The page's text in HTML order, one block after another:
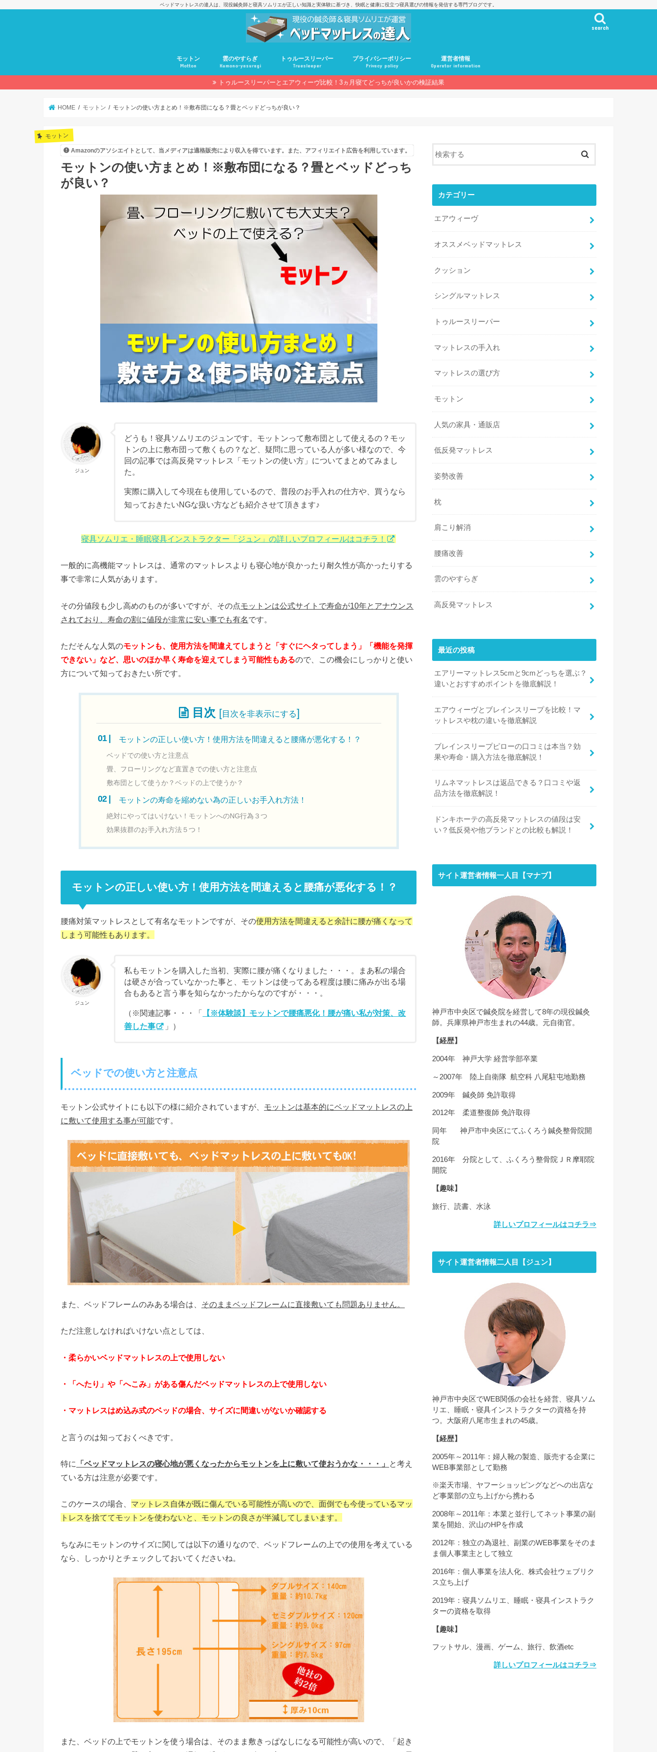
ベッドマットレスの達人は、現役鍼灸師と寝具ソムリエが正しい知識と実体験に基づき、快眠と健康に役立つ寝具選びの情報を発信する専門ブログです。
search
モットン
Motton
雲のやすらぎ
Kumono-yasuragi
トゥルースリーパー
Truesleeper
プライバシーポリシー
Privacy policy
運営者情報
Operator information
トゥルースリーパーとエアウィーヴ比較！3ヵ月寝てどっちが良いかの検証結果
HOME モットン モットンの使い方まとめ！※敷布団になる？畳とベッドどっちが良い？
モットン
Amazonのアソシエイトとして、当メディアは適格販売により収入を得ています。また、アフィリエイト広告を利用しています。
モットンの使い方まとめ！※敷布団になる？畳とベッドどっち
が良い？
ジュン
どうも！寝具ソムリエのジュンです。モットンって敷布団として使えるの？モッ
トンの上に敷布団って敷くもの？など、疑問に思っている人が多い様なので、今
回の記事では高反発マットレス「モットンの使い方」についてまとめてみまし
た。
実際に購入して今現在も使用しているので、普段のお手入れの仕方や、買うなら
知っておきたいNGな扱い方なども紹介させて頂きます♪
寝具ソムリエ・睡眠寝具インストラクター「ジュン」の詳しいプロフィールはコチラ！
一般的に高機能マットレスは、通常のマットレスよりも寝心地が良かったり耐久性が高かったりする
事で非常に人気があります。
その分値段も少し高めのものが多いですが、その点モットンは公式サイトで寿命が10年とアナウンス
されており、寿命の割に値段が非常に安い事でも有名です。
ただそんな人気のモットンも、使用方法を間違えてしまうと「すぐにヘタってしまう」「機能を発揮
できない」など、思いのほか早く寿命を迎えてしまう可能性もあるので、この機会にしっかりと使い
方について知っておきたい所です。
目次 [目次を非表示にする]
モットンの正しい使い方！使用方法を間違えると腰痛が悪化する！？
ベッドでの使い方と注意点
畳、フローリングなど直置きでの使い方と注意点
敷布団として使うか？ベッドの上で使うか？
モットンの寿命を縮めない為の正しいお手入れ方法！
絶対にやってはいけない！モットンへのNG行為３つ
効果抜群のお手入れ方法５つ！
モットンの正しい使い方！使用方法を間違えると腰痛が悪化する！？
腰痛対策マットレスとして有名なモットンですが、その使用方法を間違えると余計に腰が痛くなって
しまう可能性もあります。
ジュン
私もモットンを購入した当初、実際に腰が痛くなりました・・・。まあ私の場合
は硬さが合っていなかった事と、モットンは使ってある程度は腰に痛みが出る場
合もあると言う事を知らなかったからなのですが・・・。
（※関連記事・・・「
【※体験談】モットンで腰痛悪化！腰が痛い私が対策、改
善した事
」）
ベッドでの使い方と注意点
モットン公式サイトにも以下の様に紹介されていますが、 モットンは基本的にベッドマットレスの上
に敷いて使用する事が可能です。
また、ベッドフレームのみある場合は、 そのままベッドフレームに直接敷いても問題ありません。
ただ注意しなければいけない点としては、
・柔らかいベッドマットレスの上で使用しない
・「へたり」や「へこみ」がある傷んだベッドマットレスの上で使用しない
・マットレスはめ込み式のベッドの場合、サイズに間違いがないか確認する
と言うのは知っておくべきです。
特に 「ベッドマットレスの寝心地が悪くなったからモットンを上に敷いて使おうかな・・・」
と考え
ている方は注意が必要です。
このケースの場合、 マットレス自体が既に傷んでいる可能性が高いので、面倒でも今使っているマッ
トレスを捨ててモットンを使わないと、モットンの良さが半減してしまいます。
ちなみにモットンのサイズに関しては以下の通りなので、ベッドフレームの上での使用を考えている
なら、しっかりとチェックしておいてくださいね。
また、ベッドの上でモットンを使う場合は、そのまま敷きっぱなしになる可能性が高いので、「起き
カテゴリー
エアウィーヴ
オススメベッドマットレス
クッション
シングルマットレス
トゥルースリーパー
マットレスの手入れ
マットレスの選び方
モットン
人気の家具・通販店
低反発マットレス
姿勢改善
枕
肩こり解消
腰痛改善
雲のやすらぎ
高反発マットレス
最近の投稿
エアリーマットレス5cmと9cmどっちを選ぶ？
違いとおすすめポイントを徹底解説！
エアウィーヴとブレインスリープを比較！マ
ットレスや枕の違いを徹底解説
ブレインスリープピローの口コミは本当？効
果や寿命・購入方法を徹底解説！
リムネマットレスは返品できる？口コミや返
品方法を徹底解説！
ドンキホーテの高反発マットレスの値段は安
い？低反発や他ブランドとの比較も解説！
サイト運営者情報一人目【マナブ】
神戸市中央区で鍼灸院を経営して8年の現役鍼灸
師。兵庫県神戸市生まれの44歳。元自衛官。
【経歴】
2004年 神戸大学 経営学部卒業
～2007年 陸上自衛隊 航空科 八尾駐屯地勤務
2009年 鍼灸師 免許取得
2012年 柔道整復師 免許取得
同年 神戸市中央区にてふくろう鍼灸整骨院開
院
2016年 分院として、ふくろう整骨院ＪＲ摩耶院
開院
【趣味】
旅行、読書、水泳
詳しいプロフィールはコチラ⇒
サイト運営者情報二人目【ジュン】
神戸市中央区でWEB関係の会社を経営、寝具ソム
リエ、睡眠・寝具インストラクターの資格を持
つ。大阪府八尾市生まれの45歳。
【経歴】
2005年～2011年：婦人靴の製造、販売する企業に
WEB事業部として勤務
※楽天市場、ヤフーショッピングなどへの出店な
ど事業部の立ち上げから携わる
2008年～2011年：本業と並行してネット事業の副
業を開始、沢山のHPを作成
2012年：独立の為退社、副業のWEB事業をそのま
ま個人事業主として独立
2016年：個人事業を法人化、株式会社ウェブリク
ス立ち上げ
2019年：寝具ソムリエ、睡眠・寝具インストラク
ターの資格を取得
【趣味】
フットサル、漫画、ゲーム、旅行、飲酒etc
詳しいプロフィールはコチラ⇒